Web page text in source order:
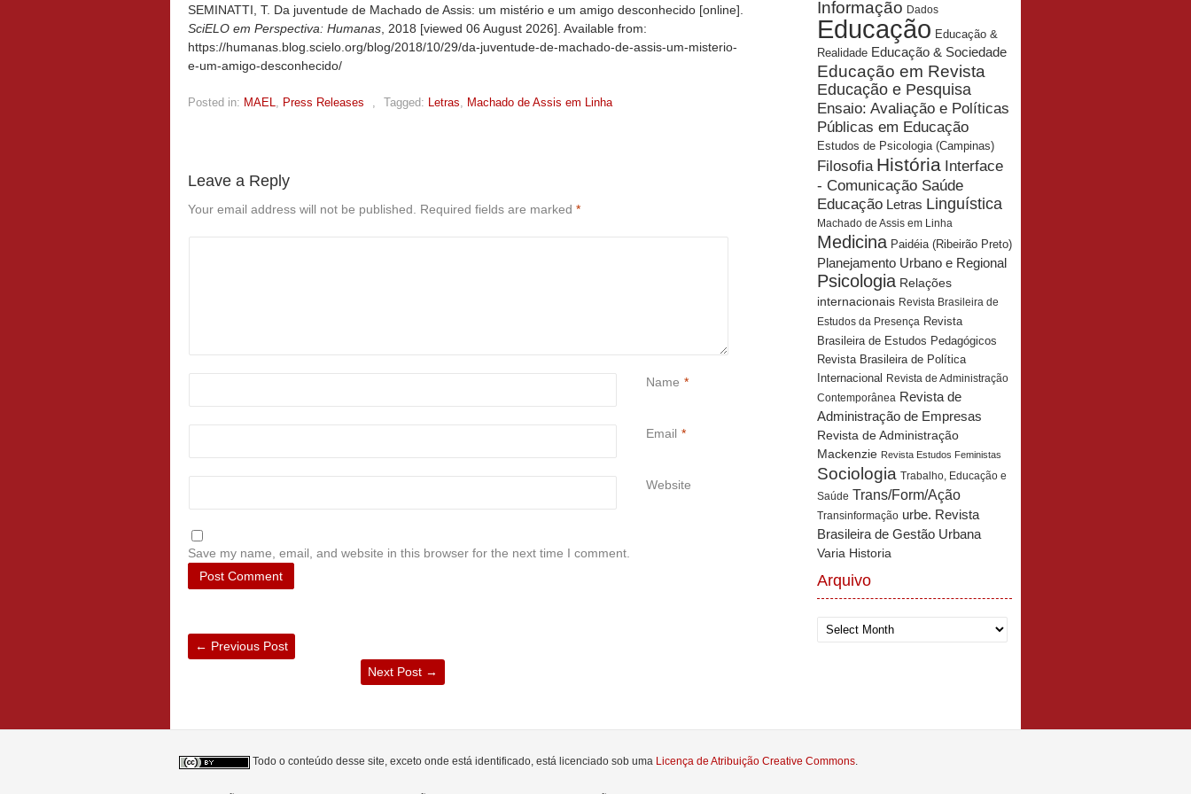
SEMINATTI, T. Da juventude de Machado de Assis: um mistério e um amigo desconhecido [online].
SciELO em Perspectiva: Humanas, 2018 [viewed 06 August 2026]. Available from:
https://humanas.blog.scielo.org/blog/2018/10/29/da-juventude-de-machado-de-assis-um-misterio-
e-um-amigo-desconhecido/
Posted in: MAEL, Press Releases , Tagged: Letras, Machado de Assis em Linha
Leave a Reply
Your email address will not be published. Required fields are marked *
Name *
Email *
Website
Save my name, email, and website in this browser for the next time I comment.
← Previous Post
Next Post →
Informação Dados
Educação Educação &
Realidade Educação & Sociedade
Educação em Revista
Educação e Pesquisa
Ensaio: Avaliação e Políticas
Públicas em Educação
Estudos de Psicologia (Campinas)
Filosofia História Interface
- Comunicação Saúde
Educação Letras Linguística
Machado de Assis em Linha
Medicina Paidéia (Ribeirão Preto)
Planejamento Urbano e Regional
Psicologia Relações
internacionais Revista Brasileira de
Estudos da Presença Revista
Brasileira de Estudos Pedagógicos
Revista Brasileira de Política
Internacional Revista de Administração
Contemporânea Revista de
Administração de Empresas
Revista de Administração
Mackenzie Revista Estudos Feministas
Sociologia Trabalho, Educação e
Saúde Trans/Form/Ação
Transinformação urbe. Revista
Brasileira de Gestão Urbana
Varia Historia
Arquivo
Arquivo
Todo o conteúdo desse site, exceto onde está identificado, está licenciado sob uma Licença de Atribuição Creative Commons.